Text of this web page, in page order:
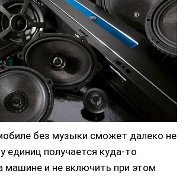
без музыки сможет далеко не
единиц получается куда-то
машине и не включить при этом